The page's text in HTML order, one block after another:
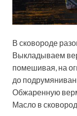
В сковороде
Выкладываем
помешивая, на
до
Обжаренную
Масло в